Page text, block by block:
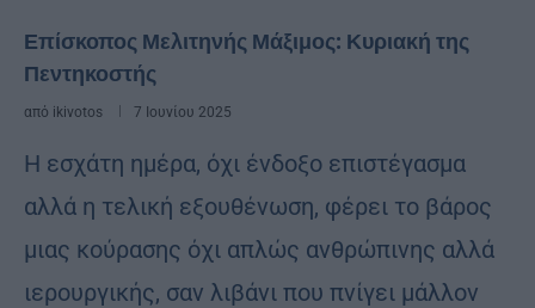
Επίσκοπος Μελιτηνής Μάξιμος: Κυριακή της
Πεντηκοστής
από ikivotos 7 Ιουνίου 2025
Η εσχάτη ημέρα, όχι ένδοξο επιστέγασμα
αλλά η τελική εξουθένωση, φέρει το βάρος
μιας κούρασης όχι απλώς ανθρώπινης αλλά
ιερουργικής, σαν λιβάνι που πνίγει μάλλον